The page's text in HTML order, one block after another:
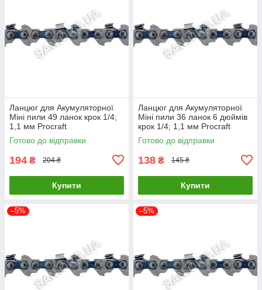
Ланцюг для Акумуляторної
Міні пили 49 ланок крок 1/4;
1,1 мм Procraft
Готово до відправки
194 ₴ 204 ₴
Купити
Ланцюг для Акумуляторної
Міні пили 36 ланок 6 дюймів
крок 1/4; 1,1 мм Procraft
Готово до відправки
138 ₴ 145 ₴
Купити
–5% –5%